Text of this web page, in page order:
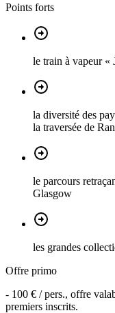
Points forts
le train à vapeur «
la diversité des
la traversée de
le parcours
Glasgow
les grandes
Offre primo
- 100 € / pers., offre
premiers inscrits.